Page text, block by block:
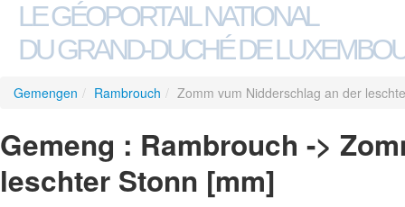
LE GÉOPORTAIL NATIONAL
DU GRAND-DUCHÉ DE
Gemengen / Rambrouch / Zomm vum Nidderschlag an der
Gemeng : Rambrouch ->
leschter Stonn [mm]